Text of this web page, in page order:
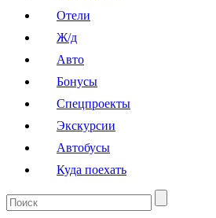
Отели
Ж/д
Авто
Бонусы
Спецпроекты
Экскурсии
Автобусы
Куда поехать